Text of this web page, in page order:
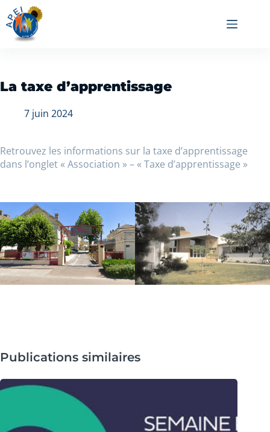
La taxe d’apprentissage
7 juin 2024
Retrouvez les informations sur la taxe d’apprentissage
dans l’onglet « Association » – « Taxe d’apprentissage »
Publications similaires